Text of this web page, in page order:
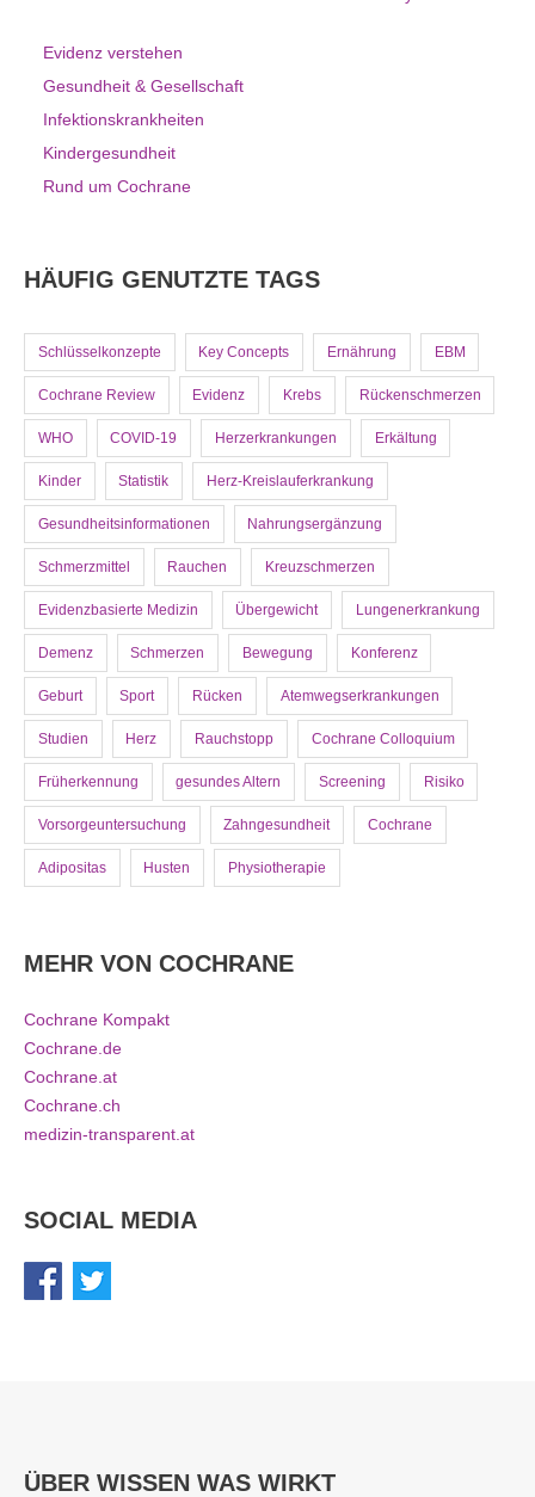
Evidenz verstehen
Gesundheit & Gesellschaft
Infektionskrankheiten
Kindergesundheit
Rund um Cochrane
HÄUFIG GENUTZTE TAGS
Schlüsselkonzepte Key Concepts Ernährung EBM
Cochrane Review Evidenz Krebs Rückenschmerzen
WHO COVID-19 Herzerkrankungen Erkältung
Kinder Statistik Herz-Kreislauferkrankung
Gesundheitsinformationen Nahrungsergänzung
Schmerzmittel Rauchen Kreuzschmerzen
Evidenzbasierte Medizin Übergewicht Lungenerkrankung
Demenz Schmerzen Bewegung Konferenz
Geburt Sport Rücken Atemwegserkrankungen
Studien Herz Rauchstopp Cochrane Colloquium
Früherkennung gesundes Altern Screening Risiko
Vorsorgeuntersuchung Zahngesundheit Cochrane
Adipositas Husten Physiotherapie
MEHR VON COCHRANE
Cochrane Kompakt
Cochrane.de
Cochrane.at
Cochrane.ch
medizin-transparent.at
SOCIAL MEDIA
ÜBER WISSEN WAS WIRKT